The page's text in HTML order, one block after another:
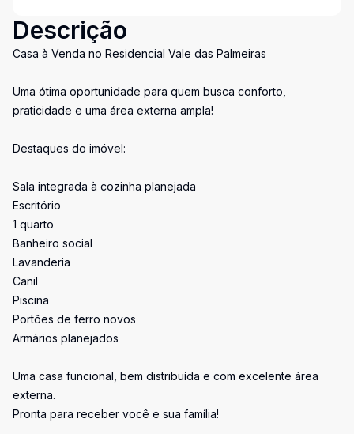
Descrição
Casa à Venda no Residencial Vale das Palmeiras
Uma ótima oportunidade para quem busca conforto,
praticidade e uma área externa ampla!
Destaques do imóvel:
Sala integrada à cozinha planejada
Escritório
1 quarto
Banheiro social
Lavanderia
Canil
Piscina
Portões de ferro novos
Armários planejados
Uma casa funcional, bem distribuída e com excelente área
externa.
Pronta para receber você e sua família!